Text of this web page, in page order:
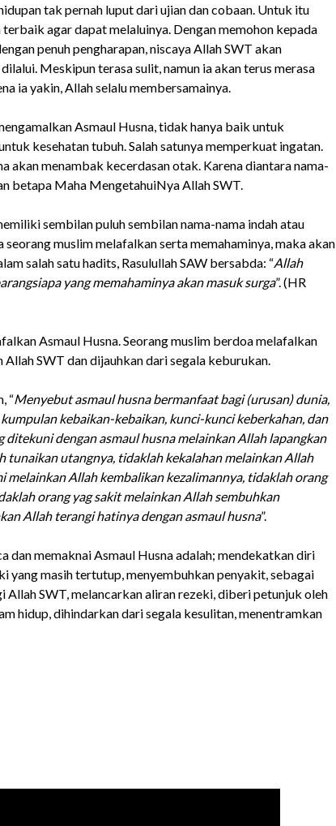
tak pernah luput dari ujian dan cobaan. Untuk itu
agar dapat melaluinya. Dengan memohon kepada
penuh pengharapan, niscaya Allah SWT akan
Meskipun terasa sulit, namun ia akan terus merasa
ia yakin, Allah selalu membersamainya.
Asmaul Husna, tidak hanya baik untuk
kesehatan tubuh. Salah satunya memperkuat ingatan.
akan menambak kecerdasan otak. Karena diantara nama-
betapa Maha MengetahuiNya Allah SWT.
sembilan puluh sembilan nama-nama indah atau
muslim melafalkan serta memahaminya, maka akan
salah satu hadits, Rasulullah SAW bersabda: “Allah
yang memahaminya akan masuk surga”. (HR
Asmaul Husna. Seorang muslim berdoa melafalkan
SWT dan dijauhkan dari segala keburukan.
“Menyebut asmaul husna bermanfaat bagi (urusan) dunia,
kebaikan-kebaikan, kunci-kunci keberkahan, dan
ditekuni dengan asmaul husna melainkan Allah lapangkan
tunaikan utangnya, tidaklah kekalahan melainkan Allah
melainkan Allah kembalikan kezalimannya, tidaklah orang
orang yag sakit melainkan Allah sembuhkan
Allah terangi hatinya dengan asmaul husna”.
dan memaknai Asmaul Husna adalah; mendekatkan diri
yang masih tertutup, menyembuhkan penyakit, sebagai
Allah SWT, melancarkan aliran rezeki, diberi petunjuk oleh
hidup, dihindarkan dari segala kesulitan, menentramkan